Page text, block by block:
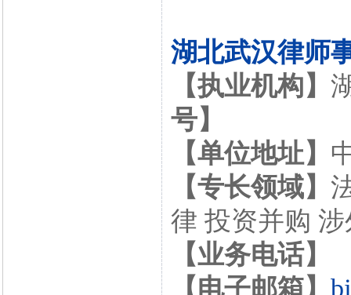
湖北武汉律师
【执业机构】
号】
【单位地址】
【专长领域】
律 投资并购
【业务电话】
【电子邮箱】